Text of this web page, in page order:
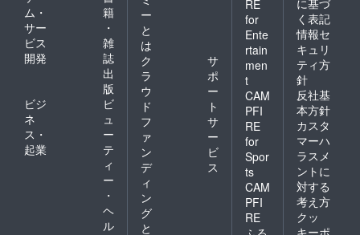
ム・
サー
ビス
開発
籍
・
雑
誌
出
版
ビジ
ネ
ス・
起業
ビ
ュ
ー
テ
ィ
ー
・
ヘ
ル
ー
と
は
ク
ラ
ウ
ド
フ
ァ
ン
デ
ィ
ン
グ
と
サ
ポ
ー
ト
サ
ー
ビ
ス
RE
for
Ente
rtain
men
t
CAM
PFI
RE
for
Spor
ts
CAM
PFI
RE
く表記
情報セ
キュリ
ティ方
針
反社基
本方針
カスタ
マーハ
ラスメ
ントに
対する
考え方
クッ
キーポ